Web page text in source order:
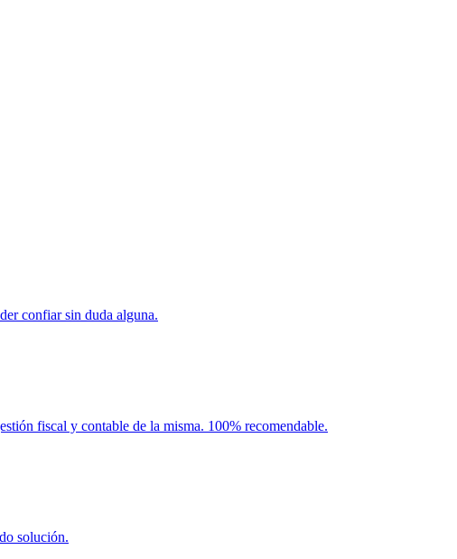
confiar sin duda alguna.
fiscal y contable de la misma. 100% recomendable.
solución.